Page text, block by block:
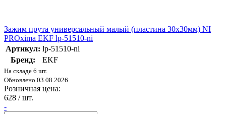
Зажим прута универсальный малый (пластина 30х30мм) NI
PROxima EKF lp-51510-ni
Артикул: lp-51510-ni
Бренд:
EKF
На складе 6 шт.
Обновлено 03.08.2026
Розничная цена:
628 / шт.
-